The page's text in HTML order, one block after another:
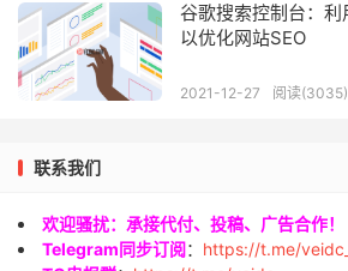
谷歌搜索控制台：
以优化网站SEO
2021-12-27 阅读(3035)
联系我们
欢迎骚扰：承接代付、投稿、广告合作！
Telegram同步订阅： https://t.me/